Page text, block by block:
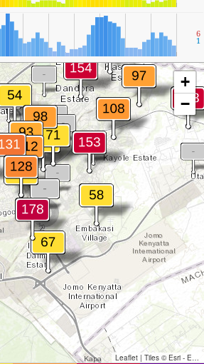
6
1
+
−
Leaflet | Tiles © Esri - Esri, DeLorme, NAVTEQ, TomTom, Intermap, iPC, USGS, FAO, NPS, NRCAN, GeoBase, Kadaster NL, Ordnance Survey, Esri Japan, METI, Esri China (Hong Kong), and the GIS User Community